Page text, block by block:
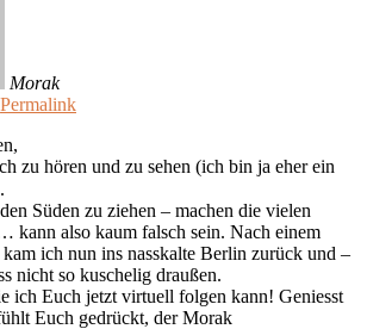
Morak
Permalink
zu hören und zu sehen (ich bin ja eher ein
Süden zu ziehen – machen die vielen
kann also kaum falsch sein. Nach einem
ich nun ins nasskalte Berlin zurück und –
nicht so kuschelig draußen.
ich Euch jetzt virtuell folgen kann! Geniesst
Euch gedrückt, der Morak